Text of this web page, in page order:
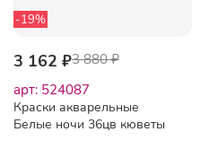
-19%
3 162 ₽3 880 ₽
арт: 524087
Краски акварельные
Белые ночи 36цв кюветы